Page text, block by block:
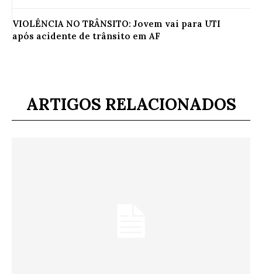
VIOLÊNCIA NO TRÂNSITO: Jovem vai para UTI
após acidente de trânsito em AF
ARTIGOS RELACIONADOS